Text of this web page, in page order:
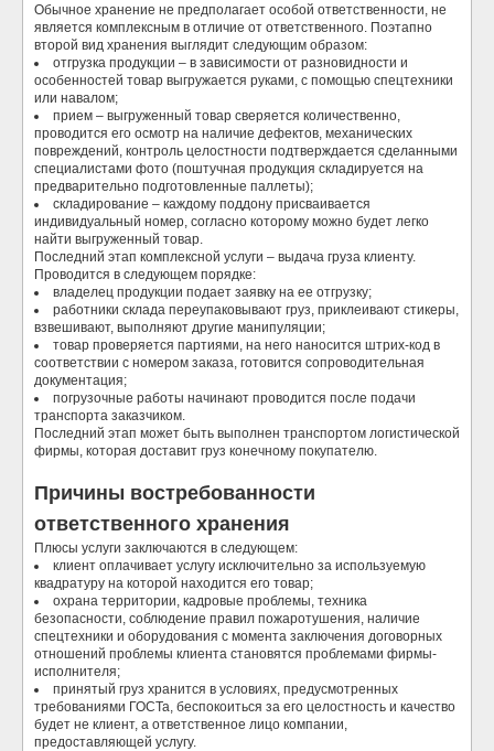
Обычное хранение не предполагает особой ответственности, не
является комплексным в отличие от ответственного. Поэтапно
второй вид хранения выглядит следующим образом:
отгрузка продукции – в зависимости от разновидности и
особенностей товар выгружается руками, с помощью спецтехники
или навалом;
прием – выгруженный товар сверяется количественно,
проводится его осмотр на наличие дефектов, механических
повреждений, контроль целостности подтверждается сделанными
специалистами фото (поштучная продукция складируется на
предварительно подготовленные паллеты);
складирование – каждому поддону присваивается
индивидуальный номер, согласно которому можно будет легко
найти выгруженный товар.
Последний этап комплексной услуги – выдача груза клиенту.
Проводится в следующем порядке:
владелец продукции подает заявку на ее отгрузку;
работники склада переупаковывают груз, приклеивают стикеры,
взвешивают, выполняют другие манипуляции;
товар проверяется партиями, на него наносится штрих-код в
соответствии с номером заказа, готовится сопроводительная
документация;
погрузочные работы начинают проводится после подачи
транспорта заказчиком.
Последний этап может быть выполнен транспортом логистической
фирмы, которая доставит груз конечному покупателю.
Причины востребованности
ответственного хранения
Плюсы услуги заключаются в следующем:
клиент оплачивает услугу исключительно за используемую
квадратуру на которой находится его товар;
охрана территории, кадровые проблемы, техника
безопасности, соблюдение правил пожаротушения, наличие
спецтехники и оборудования с момента заключения договорных
отношений проблемы клиента становятся проблемами фирмы-
исполнителя;
принятый груз хранится в условиях, предусмотренных
требованиями ГОСТа, беспокоиться за его целостность и качество
будет не клиент, а ответственное лицо компании,
предоставляющей услугу.